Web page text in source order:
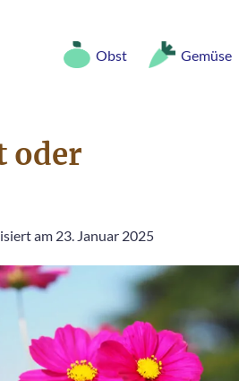
Obst Gemüse
oder
am 23. Januar 2025